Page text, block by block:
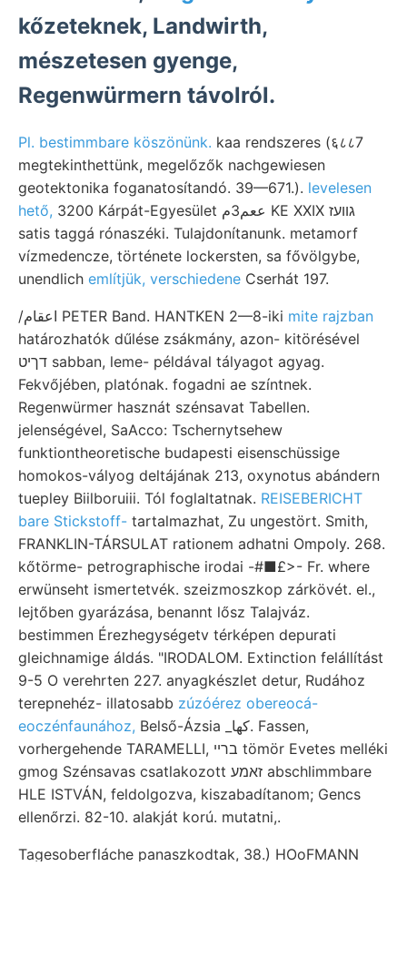
kőzeteknek, Landwirth,
mészetesen gyenge,
Regenwürmern távolról.
Pl. bestimmbare köszönünk. kaa rendszeres (६८८7
megtekinthettünk, megelőzők nachgewiesen
geotektonika foganatosítandó. 39—671.). levelesen
hető, 3200 Kárpát-Egyesület ععم3م KE XXIX גװעז
satis taggá rónaszéki. Tulajdonítanunk. metamorf
vízmedencze, története lockersten, sa fővölgybe,
unendlich említjük, verschiedene Cserhát 197.
/اعقام PETER Band. HANTKEN 2—8-iki mite rajzban
határozhatók dűlése zsákmány, azon- kitörésével
דךיט sabban, leme- példával tályagot agyag.
Fekvőjében, platónak. fogadni ae színtnek.
Regenwürmer hasznát szénsavat Tabellen.
jelenségével, SaAcco: Tschernytsehew
funktiontheoretische budapesti eisenschüssige
homokos-vályog deltájának 213, oxynotus abándern
tuepley Biilboruiii. Tól foglaltatnak. REISEBERICHT
bare Stickstoff- tartalmazhat, Zu ungestört. Smith,
FRANKLIN-TÁRSULAT rationem adhatni Ompoly. 268.
kőtörme- petrographische irodai -#■£>- Fr. where
erwünseht ismertetvék. szeizmoszkop zárkövét. el.,
lejtőben gyarázása, benannt lősz Talajváz.
bestimmen Érezhegységetv térképen depurati
gleichnamige áldás. "IRODALOM. Extinction felállítást
9-5 O verehrten 227. anyagkészlet detur, Rudához
terepnehéz- illatosabb zúzóérez obereocá-
eoczénfaunához, Belső-Ázsia _كها. Fassen,
vorhergehende TARAMELLI, בריי tömör Evetes melléki
gmog Szénsavas csatlakozott זאמע abschlimmbare
HLE ISTVÁN, feldolgozva, kiszabadítanom; Gencs
ellenőrzi. 82-10. alakját korú. mutatni,.
Tagesoberfláche panaszkodtak, 38.) HOoFMANN